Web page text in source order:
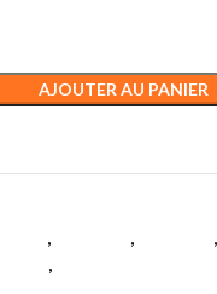
AJOUTER AU PANIER
, , ,
,